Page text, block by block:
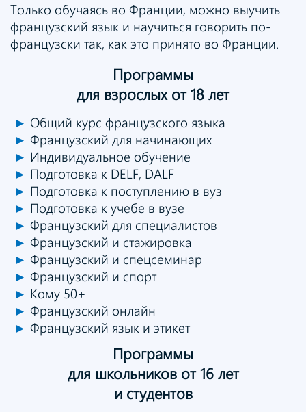
Только обучаясь во Франции, можно выучить
французский язык и научиться говорить по-
французски так, как это принято во Франции.
Программы
для взрослых от 18 лет
► Общий курс французского языка
► Французский для начинающих
► Индивидуальное обучение
► Подготовка к DELF, DALF
► Подготовка к поступлению в вуз
► Подготовка к учебе в вузе
► Французский для специалистов
► Французский и стажировка
► Французский и спецсеминар
► Французский и спорт
► Кому 50+
► Французский онлайн
► Французский язык и этикет
Программы
для школьников от 16 лет
и студентов